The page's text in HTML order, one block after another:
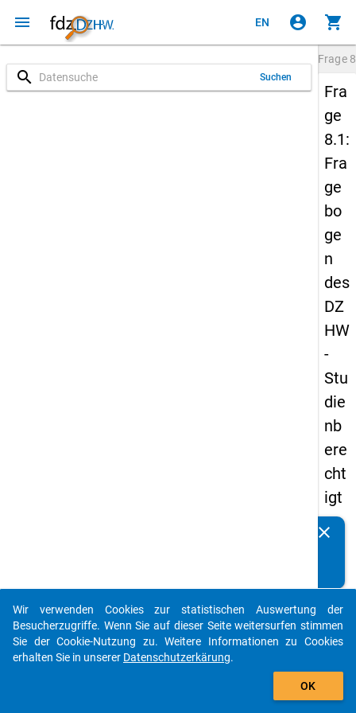
menu EN account_circle shopping_cart
search Suchen
Frage
Fra
ge
8.1:
Fra
ge
bo
ge
n
des
DZ
HW
-
Stu
die
nb
ere
cht
igt
en
s
20
08
clear
auto_stories
add_shopping_cart
Wir verwenden Cookies zur statistischen Auswertung der
Besucherzugriffe. Wenn Sie auf dieser Seite weitersurfen stimmen
Sie der Cookie-Nutzung zu. Weitere Informationen zu Cookies
erhalten Sie in unserer Datenschutzerkärung.
OK